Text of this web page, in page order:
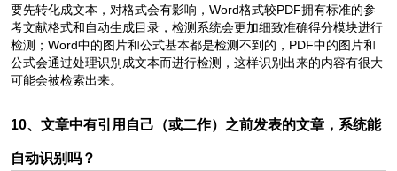
要先转化成文本，对格式会有影响，Word格式较PDF拥有标准的参
考文献格式和自动生成目录，检测系统会更加细致准确得分模块进行
检测；Word中的图片和公式基本都是检测不到的，PDF中的图片和
公式会通过处理识别成文本而进行检测，这样识别出来的内容有很大
可能会被检索出来。
10、文章中有引用自己（或二作）之前发表的文章，系统能
自动识别吗？